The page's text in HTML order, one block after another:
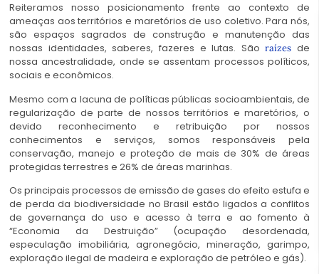
Reiteramos nosso posicionamento frente ao contexto de
ameaças aos territórios e maretórios de uso coletivo. Para nós,
são espaços sagrados de construção e manutenção das
nossas identidades, saberes, fazeres e lutas. Sãoraízes de
nossa ancestralidade, onde se assentam processos políticos,
sociais e econômicos.
Mesmo com a lacuna de políticas públicas socioambientais, de
regularização de parte de nossos territórios e maretórios, o
devido reconhecimento e retribuição por nossos
conhecimentos e serviços, somos responsáveis pela
conservação, manejo e proteção de mais de 30% de áreas
protegidas terrestres e 26% de áreas marinhas.
Os principais processos de emissão de gases do efeito estufa e
de perda da biodiversidade no Brasil estão ligados a conflitos
de governança do uso e acesso à terra e ao fomento à
“Economia da Destruição” (ocupação desordenada,
especulação imobiliária, agronegócio, mineração, garimpo,
exploração ilegal de madeira e exploração de petróleo e gás).